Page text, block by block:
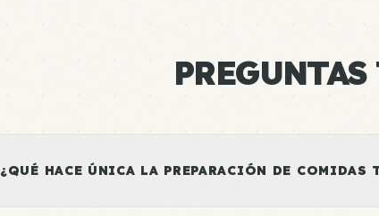
¿QUÉ HACE ÚNICA LA PREPARACIÓN DE COMIDAS